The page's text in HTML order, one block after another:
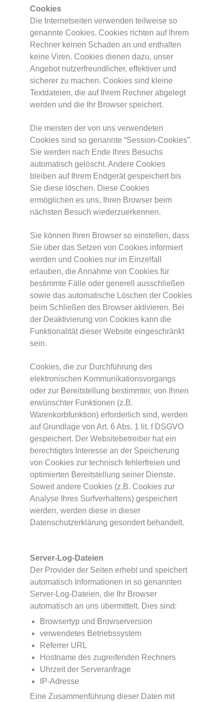
Cookies
Die Internetseiten verwenden teilweise so
genannte Cookies. Cookies richten auf Ihrem
Rechner keinen Schaden an und enthalten
keine Viren. Cookies dienen dazu, unser
Angebot nutzerfreundlicher, effektiver und
sicherer zu machen. Cookies sind kleine
Textdateien, die auf Ihrem Rechner abgelegt
werden und die Ihr Browser speichert.
Die meisten der von uns verwendeten
Cookies sind so genannte “Session-Cookies”.
Sie werden nach Ende Ihres Besuchs
automatisch gelöscht. Andere Cookies
bleiben auf Ihrem Endgerät gespeichert bis
Sie diese löschen. Diese Cookies
ermöglichen es uns, Ihren Browser beim
nächsten Besuch wiederzuerkennen.
Sie können Ihren Browser so einstellen, dass
Sie über das Setzen von Cookies informiert
werden und Cookies nur im Einzelfall
erlauben, die Annahme von Cookies für
bestimmte Fälle oder generell ausschließen
sowie das automatische Löschen der Cookies
beim Schließen des Browser aktivieren. Bei
der Deaktivierung von Cookies kann die
Funktionalität dieser Website eingeschränkt
sein.
Cookies, die zur Durchführung des
elektronischen Kommunikationsvorgangs
oder zur Bereitstellung bestimmter, von Ihnen
erwünschter Funktionen (z.B.
Warenkorbfunktion) erforderlich sind, werden
auf Grundlage von Art. 6 Abs. 1 lit. f DSGVO
gespeichert. Der Websitebetreiber hat ein
berechtigtes Interesse an der Speicherung
von Cookies zur technisch fehlerfreien und
optimierten Bereitstellung seiner Dienste.
Soweit andere Cookies (z.B. Cookies zur
Analyse Ihres Surfverhaltens) gespeichert
werden, werden diese in dieser
Datenschutzerklärung gesondert behandelt.
Server-Log-Dateien
Der Provider der Seiten erhebt und speichert
automatisch Informationen in so genannten
Server-Log-Dateien, die Ihr Browser
automatisch an uns übermittelt. Dies sind:
Browsertyp und Browserversion
verwendetes Betriebssystem
Referrer URL
Hostname des zugreifenden Rechners
Uhrzeit der Serveranfrage
IP-Adresse
Eine Zusammenführung dieser Daten mit